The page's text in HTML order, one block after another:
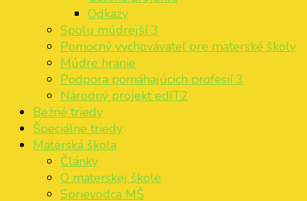
Odkazy
Spolu múdrejší 3
Pomocný vychovávateľ pre materské školy
Múdre hranie
Podpora pomáhajúcich profesií 3
Národný projekt edIT2
Bežné triedy
Špeciálne triedy
Materská škola
Články
O materskej škole
Sprievodca MŠ